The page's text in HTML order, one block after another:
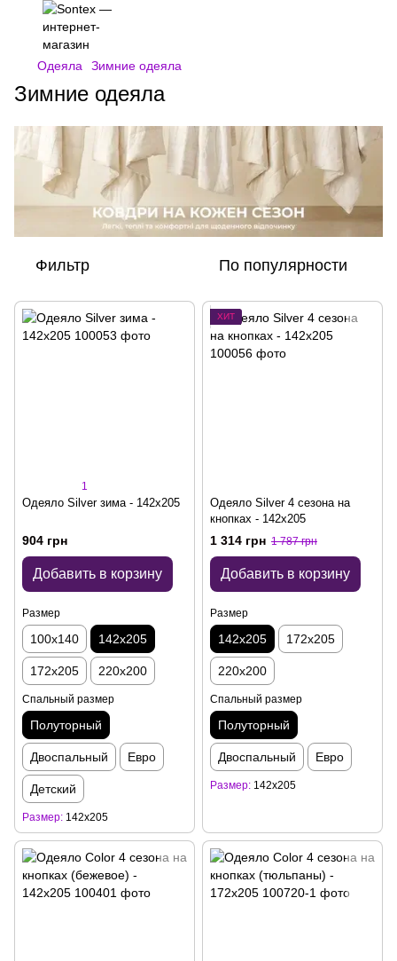
Одеяла Зимние одеяла
Зимние одеяла
Фильтр По популярности
1
Одеяло Silver зима - 142x205
904 грн
Добавить в корзину
Размер
100x140 142x205
172x205 220x200
Спальный размер
Полуторный
Двоспальный Евро
Детский
Размер 142x205
ХИТ
Одеяло Silver 4 сезона на
кнопках - 142x205
1 314 грн 1 787 грн
Добавить в корзину
Размер
142x205 172x205
220x200
Спальный размер
Полуторный
Двоспальный Евро
Размер 142x205